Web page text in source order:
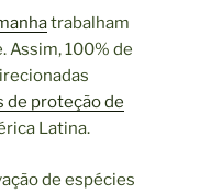
trabalham
Assim, 100% de
de proteção de
Latina.
de espécies